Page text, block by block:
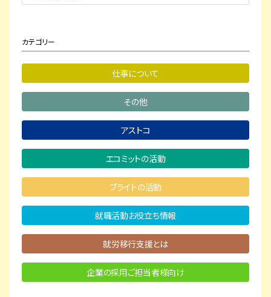
カテゴリー
仕事について
その他
アストコ
エコミットの活動
ブライトの活動
就職活動お役立ち情報
就労移行支援とは
企業の採用ご担当者様向け